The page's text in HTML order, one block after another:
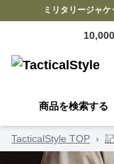
ミリタリージャ
商品を検索する
TacticalStyle TOP ›